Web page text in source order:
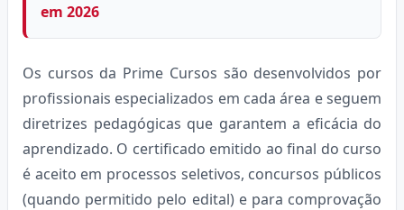
em 2026
Os cursos da Prime Cursos são desenvolvidos por
profissionais especializados em cada área e seguem
diretrizes pedagógicas que garantem a eficácia do
aprendizado. O certificado emitido ao final do curso
é aceito em processos seletivos, concursos públicos
(quando permitido pelo edital) e para comprovação